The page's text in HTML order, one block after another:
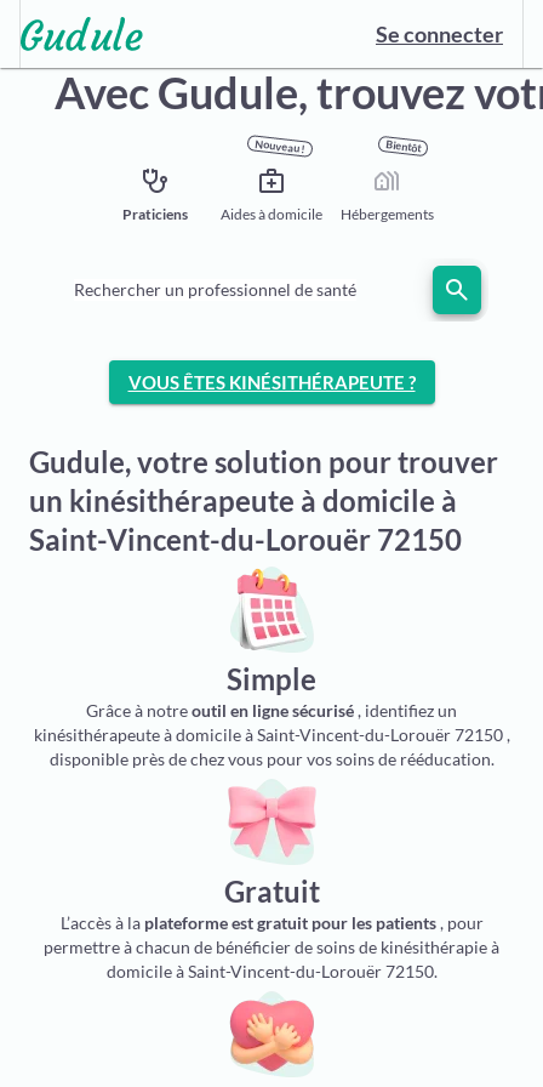
Se connecter
Avec Gudule,trouvez
stethoscope
Praticiens
Nouveau !
medical_services
Aides à domicile
Bientôt
holiday_village
Hébergements
Rechercher un professionnel de santé search
VOUS ÊTES KINÉSITHÉRAPEUTE ?
Gudule, votre solution pour trouver
un kinésithérapeute à domicile à
Saint-Vincent-du-Lorouër 72150
Simple
Grâce à notreoutil en ligne sécurisé, identifiez un
kinésithérapeute à domicile à Saint-Vincent-du-Lorouër 72150 ,
disponible près de chez vous pour vos soins de rééducation.
Gratuit
L’accès à la plateforme est gratuit pour les patients, pour
permettre à chacun de bénéficier de soins de kinésithérapie à
domicile à Saint-Vincent-du-Lorouër 72150.